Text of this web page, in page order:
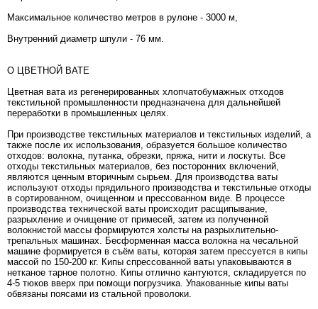
Максимальное количество метров в рулоне - 3000 м,
Внутренний диаметр шпули - 76 мм.
О ЦВЕТНОЙ ВАТЕ
Цветная вата из регенерированных хлопчатобумажных отходов
текстильной промышленности предназначена для дальнейшей
переработки в промышленных целях.
При производстве текстильных материалов и текстильных изделий, а
также после их использования, образуется большое количество
отходов: волокна, путанка, обрезки, пряжа, нити и лоскуты. Все
отходы текстильных материалов, без посторонних включений,
являются ценным вторичным сырьем. Для производства ваты
используют отходы прядильного производства и текстильные отходы
в сортированном, очищенном и прессованном виде. В процессе
производства технической ваты происходит расщипывание,
разрыхление и очищение от примесей, затем из полученной
волокнистой массы формируются холсты на разрыхлительно-
трепальных машинах. Бесформенная масса волокна на чесальной
машине формируется в съём ваты, которая затем прессуется в кипы
массой по 150-200 кг. Кипы спрессованной ваты упаковываются в
нетканое тарное полотно. Кипы отлично кантуются, складируется по
4-5 тюков вверх при помощи погрузчика. Упакованные кипы ваты
обвязаны поясами из стальной проволоки.